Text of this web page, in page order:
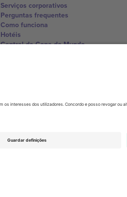
Serviços corporativos
Perguntas frequentes
Como funciona
Hotéis
Central da Copa do Mundo